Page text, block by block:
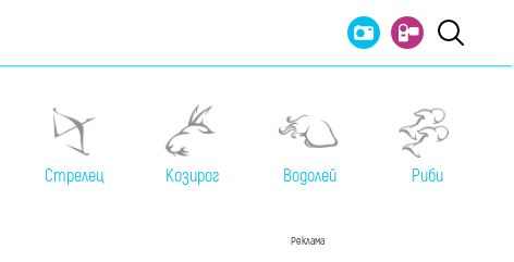
Стрелец Козирог Водолей Риби
Реклама